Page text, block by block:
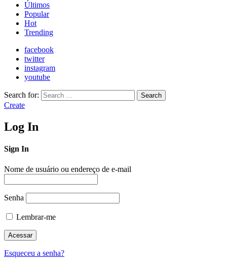
Últimos
Popular
Hot
Trending
facebook
twitter
instagram
youtube
Search for: Search
Create
Log In
Sign In
Nome de usuário ou endereço de e-mail
Senha
Lembrar-me
Esqueceu a senha?